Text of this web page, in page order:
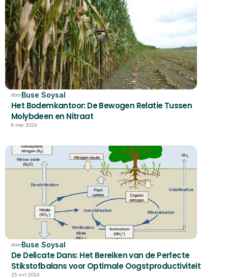
doorBuse Soysal
Het Bodemkantoor: De Bewogen Relatie Tussen
Molybdeen en Nitraat
8 mei 2024
doorBuse Soysal
De Delicate Dans: Het Bereiken van de Perfecte
Stikstofbalans voor Optimale Oogstproductiviteit
25 mrt 2024